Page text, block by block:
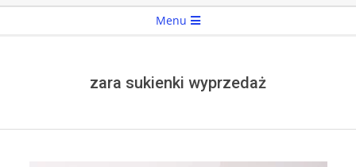
Menu
zara sukienki wyprzedaż